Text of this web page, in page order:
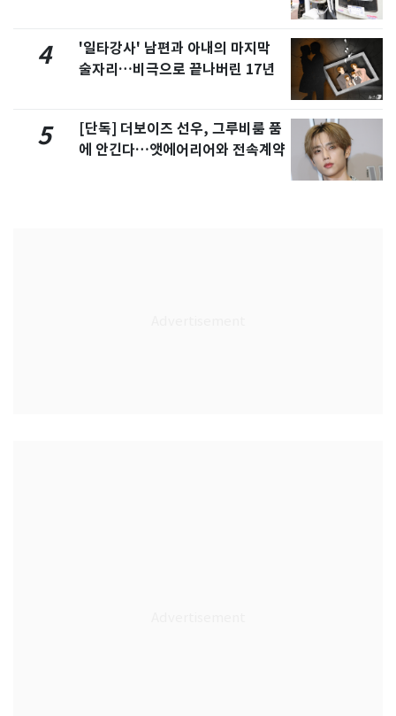
4
'일타강사' 남편과 아내의 마지막
술자리…비극으로 끝나버린 17년
5
[단독] 더보이즈 선우, 그루비룸 품
에 안긴다…앳에어리어와 전속계약